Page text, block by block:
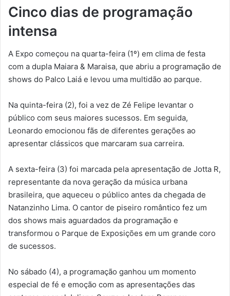
Cinco dias de programação
intensa
A Expo começou na quarta-feira (1º) em clima de festa
com a dupla Maiara & Maraisa, que abriu a programação de
shows do Palco Laiá e levou uma multidão ao parque.
Na quinta-feira (2), foi a vez de Zé Felipe levantar o
público com seus maiores sucessos. Em seguida,
Leonardo emocionou fãs de diferentes gerações ao
apresentar clássicos que marcaram sua carreira.
A sexta-feira (3) foi marcada pela apresentação de Jotta R,
representante da nova geração da música urbana
brasileira, que aqueceu o público antes da chegada de
Natanzinho Lima. O cantor de piseiro romântico fez um
dos shows mais aguardados da programação e
transformou o Parque de Exposições em um grande coro
de sucessos.
No sábado (4), a programação ganhou um momento
especial de fé e emoção com as apresentações das